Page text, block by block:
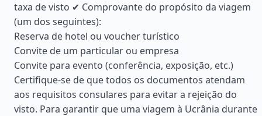
taxa de visto ✔ Comprovante do propósito da viagem
(um dos seguintes):
Reserva de hotel ou voucher turístico
Convite de um particular ou empresa
Convite para evento (conferência, exposição, etc.)
Certifique-se de que todos os documentos atendam
aos requisitos consulares para evitar a rejeição do
visto. Para garantir que uma viagem à Ucrânia durante